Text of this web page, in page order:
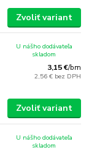
Zvoliť variant
3,15 €/bm
2,56 € bez DPH
U nášho dodávateľa
skladom
Zvoliť variant
U nášho dodávateľa
skladom